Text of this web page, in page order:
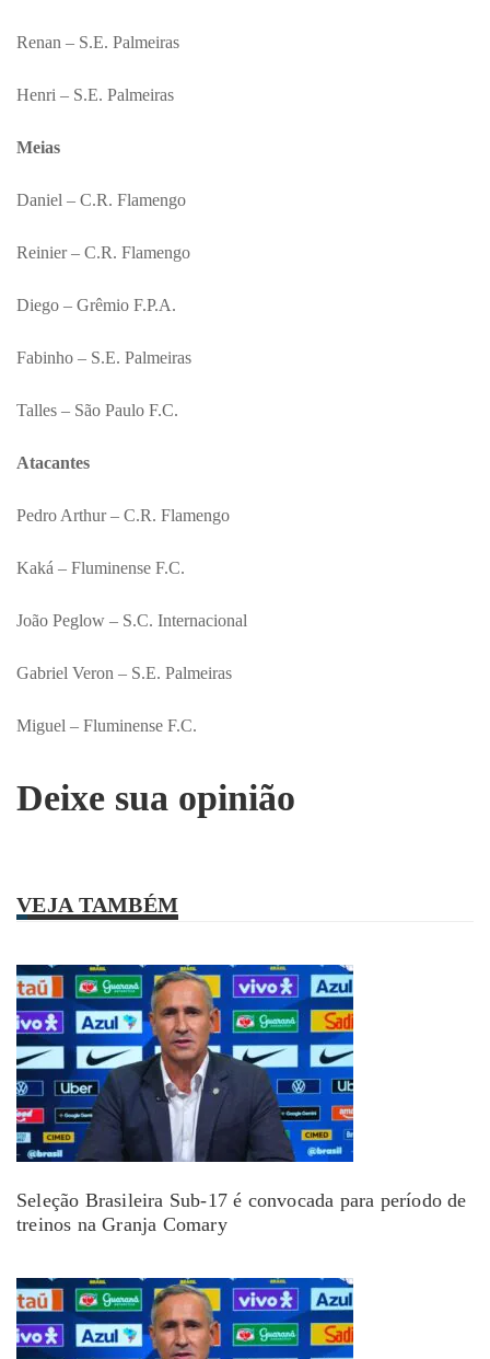
Renan – S.E. Palmeiras
Henri – S.E. Palmeiras
Meias
Daniel – C.R. Flamengo
Reinier – C.R. Flamengo
Diego – Grêmio F.P.A.
Fabinho – S.E. Palmeiras
Talles – São Paulo F.C.
Atacantes
Pedro Arthur – C.R. Flamengo
Kaká – Fluminense F.C.
João Peglow – S.C. Internacional
Gabriel Veron – S.E. Palmeiras
Miguel – Fluminense F.C.
Deixe sua opinião
VEJA TAMBÉM
Seleção Brasileira Sub-17 é convocada para período de
treinos na Granja Comary